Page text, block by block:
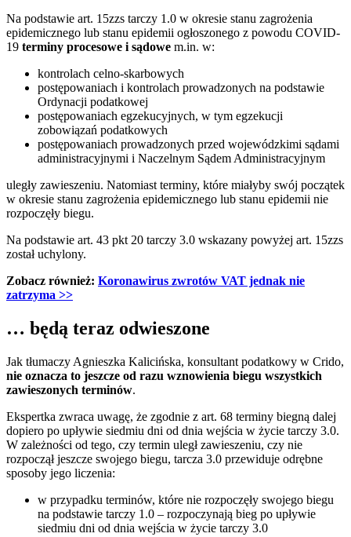
Na podstawie art. 15zzs tarczy 1.0 w okresie stanu zagrożenia
epidemicznego lub stanu epidemii ogłoszonego z powodu COVID-
19 terminy procesowe i sądowe m.in. w:
kontrolach celno-skarbowych
postępowaniach i kontrolach prowadzonych na podstawie
Ordynacji podatkowej
postępowaniach egzekucyjnych, w tym egzekucji
zobowiązań podatkowych
postępowaniach prowadzonych przed wojewódzkimi sądami
administracyjnymi i Naczelnym Sądem Administracyjnym
uległy zawieszeniu. Natomiast terminy, które miałyby swój początek
w okresie stanu zagrożenia epidemicznego lub stanu epidemii nie
rozpoczęły biegu.
Na podstawie art. 43 pkt 20 tarczy 3.0 wskazany powyżej art. 15zzs
został uchylony.
Zobacz również: Koronawirus zwrotów VAT jednak nie
zatrzyma >>
… będą teraz odwieszone
Jak tłumaczy Agnieszka Kalicińska, konsultant podatkowy w Crido,
nie oznacza to jeszcze od razu wznowienia biegu wszystkich
zawieszonych terminów.
Ekspertka zwraca uwagę, że zgodnie z art. 68 terminy biegną dalej
dopiero po upływie siedmiu dni od dnia wejścia w życie tarczy 3.0.
W zależności od tego, czy termin uległ zawieszeniu, czy nie
rozpoczął jeszcze swojego biegu, tarcza 3.0 przewiduje odrębne
sposoby jego liczenia:
w przypadku terminów, które nie rozpoczęły swojego biegu
na podstawie tarczy 1.0 – rozpoczynają bieg po upływie
siedmiu dni od dnia wejścia w życie tarczy 3.0